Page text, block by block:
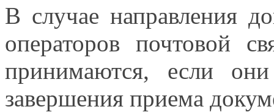
В случае направления
операторов почтовой
принимаются, если
завершения приема